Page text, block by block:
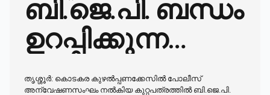
ബി.ജെ.പി. ബന്ധം
ഉറപ്പിക്കുന്ന
രേഖകൾ
തൃശ്ശൂർ: കൊടകര കുഴൽപ്പണക്കേസിൽ പോലീസ്
അന്വേഷണസംഘം നൽകിയ കുറ്റപത്രത്തിൽ ബി.ജെ.പി.